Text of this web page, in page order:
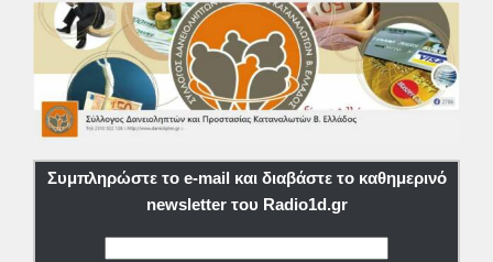
Συμπληρώστε το e-mail και διαβάστε το καθημερινό
newsletter του Radio1d.gr